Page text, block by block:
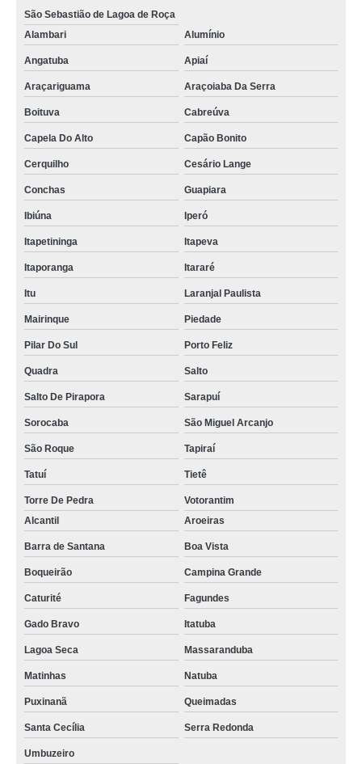
São Sebastião de Lagoa de Roça
Alambari
Alumínio
Angatuba Apiaí
Araçariguama Araçoiaba Da Serra
Boituva Cabreúva
Capela Do Alto Capão Bonito
Cerquilho Cesário Lange
Conchas Guapiara
Ibiúna Iperó
Itapetininga Itapeva
Itaporanga Itararé
Itu Laranjal Paulista
Mairinque Piedade
Pilar Do Sul Porto Feliz
Quadra Salto
Salto De Pirapora Sarapuí
Sorocaba São Miguel Arcanjo
São Roque Tapiraí
Tatuí Tietê
Torre De Pedra
Votorantim
Alcantil
Aroeiras
Barra de Santana Boa Vista
Boqueirão Campina Grande
Caturité Fagundes
Gado Bravo Itatuba
Lagoa Seca Massaranduba
Matinhas Natuba
Puxinanã Queimadas
Santa Cecília Serra Redonda
Umbuzeiro